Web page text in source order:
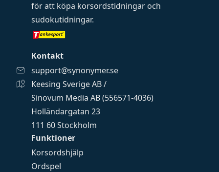
Funktioner
Korsordshjälp
Ordspel
för att köpa korsordstidningar och
sudokutidningar.
Kontakt
support@synonymer.se
Keesing Sverige AB /
Sinovum Media AB (556571-4036)
Holländargatan 23
111 60 Stockholm